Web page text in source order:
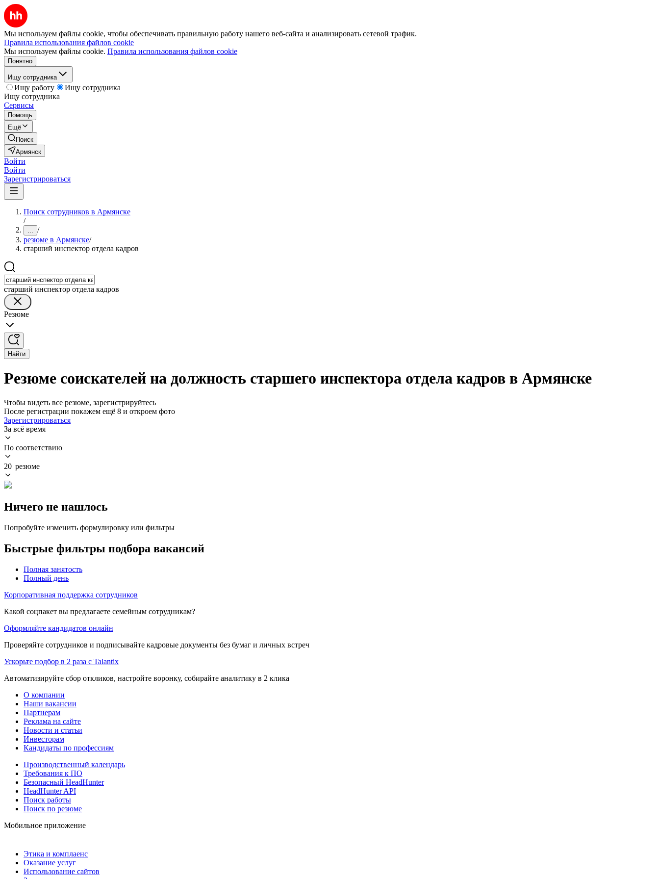
Мы используем файлы cookie, чтобы обеспечивать правильную работу нашего веб-сайта и анализировать сетевой трафик.
Правила использования файлов cookie
Мы используем файлы cookie. Правила использования файлов cookie
Понятно
Ищу сотрудника
Ищу работу
Ищу сотрудника
Ищу сотрудника
Сервисы
Помощь
Ещё
Поиск
Армянск
Войти
Войти
Зарегистрироваться
Поиск сотрудников в Армянске
/
... /
резюме в Армянске/
старший инспектор отдела кадров
старший инспектор отдела кадров
Резюме
Найти
Резюме соискателей на должность старшего инспектора отдела кадров в Армянске
Чтобы видеть все резюме, зарегистрируйтесь
После регистрации покажем ещё 8 и откроем фото
Зарегистрироваться
За всё время
По соответствию
20 резюме
Ничего не нашлось
Попробуйте изменить формулировку или фильтры
Быстрые фильтры подбора вакансий
Полная занятость
Полный день
Корпоративная поддержка сотрудников
Какой соцпакет вы предлагаете семейным сотрудникам?
Оформляйте кандидатов онлайн
Проверяйте сотрудников и подписывайте кадровые документы без бумаг и личных встреч
Ускорьте подбор в 2 раза с Talantix
Автоматизируйте сбор откликов, настройте воронку, собирайте аналитику в 2 клика
О компании
Наши вакансии
Партнерам
Реклама на сайте
Новости и статьи
Инвесторам
Кандидаты по профессиям
Производственный календарь
Требования к ПО
Безопасный HeadHunter
HeadHunter API
Поиск работы
Поиск по резюме
Мобильное приложение
Этика и комплаенс
Оказание услуг
Использование сайтов